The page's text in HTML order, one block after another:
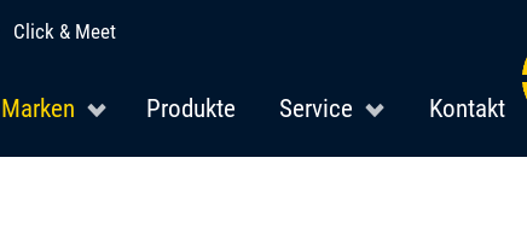
Click & Meet
Marken Produkte Service Kontakt